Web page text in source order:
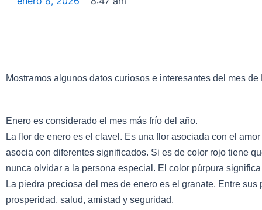
Mostramos algunos datos curiosos e interesantes del mes de
Enero es considerado el mes más frío del año.
La flor de enero es el clavel. Es una flor asociada con el
asocia con diferentes significados. Si es de color rojo tiene
nunca olvidar a la persona especial. El color púrpura
La piedra preciosa del mes de enero es el granate. Entre
prosperidad, salud, amistad y seguridad.